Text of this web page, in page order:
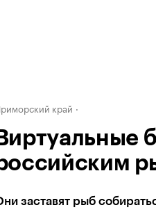
край
Виртуальные
заставят рыб